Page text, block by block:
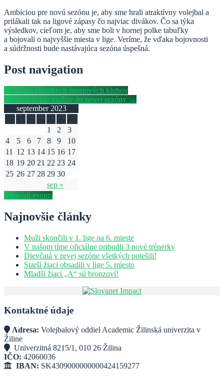
Ambíciou pre novú sezónu je, aby sme hrali atraktívny volejbal a
prilákali tak na ligové zápasy čo najviac divákov. Čo sa týka
výsledkov, cieľom je, aby sme boli v hornej polke tabuľky
a bojovali o najvyššie miesta v lige. Veríme, že vďaka bojovnosti
a súdržnosti bude nastávajúca sezóna úspešná.
Post navigation
Burza žilinských športových klubov
Víťazný vstup mužov do novej sezóny →
september 2023
sep »
1 2
3
4
5 6 7 8 9
10
11 12 13 14 15 16 17
18 19 20 21 22 23 24
25 26 27 28 29 30
View all events
Najnovšie články
Muži skončili v 1. lige na 6. mieste
V našom tíme oficiálne pribudli 3 nové trénerky
Dievčatá v prvej sezóne všetkých potešili!
Starší žiaci obsadili v lige 5. miesto
Mladší žiaci „A“ sú bronzoví!
Kontaktné údaje
Adresa: Volejbalový oddiel Academic Žilinská univerzita v
Žiline
Univerzitná 8215/1, 010 26 Žilina
IČO: 42060036
IBAN: SK4309000000000424159277